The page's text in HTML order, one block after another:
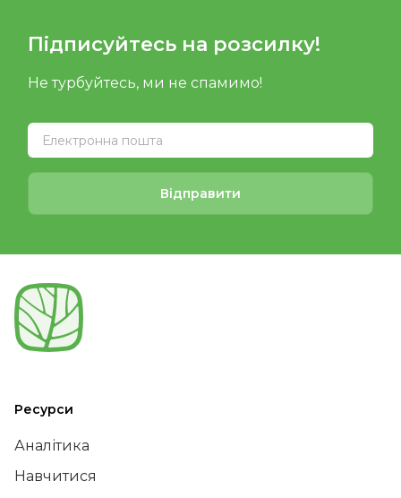
Підписуйтесь на розсилку!
Не турбуйтесь, ми не спамимо!
Відправити
Ресурси
Аналітика
Навчитися